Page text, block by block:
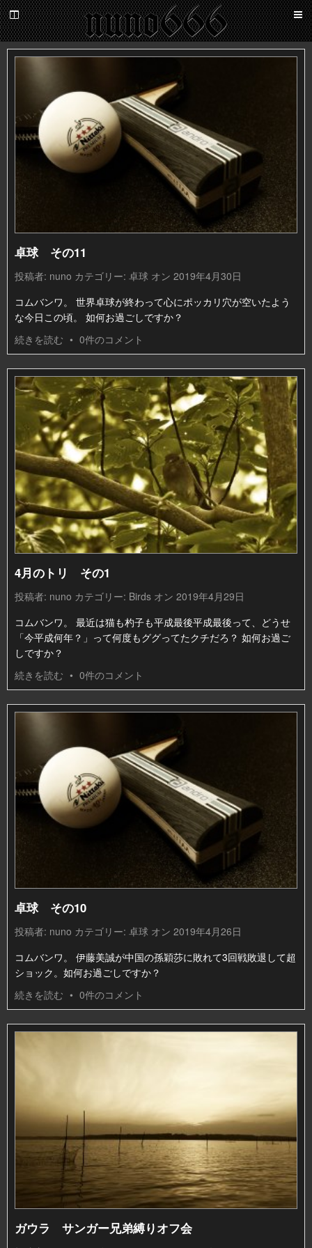
nuno666
百
鬼
夜
卓球 その11
投稿者: nuno カテゴリー: 卓球 オン 2019年4月30日
コムバンワ。 世界卓球が終わって心にポッカリ穴が空いたよう
な今日この頃。 如何お過ごしですか？
続きを読む • 0件のコメント
4月のトリ その1
投稿者: nuno カテゴリー: Birds オン 2019年4月29日
コムバンワ。 最近は猫も杓子も平成最後平成最後って、どうせ
「今平成何年？」って何度もググってたクチだろ？ 如何お過ご
しですか？
続きを読む • 0件のコメント
卓球 その10
投稿者: nuno カテゴリー: 卓球 オン 2019年4月26日
コムバンワ。 伊藤美誠が中国の孫穎莎に敗れて3回戦敗退して超
ショック。如何お過ごしですか？
続きを読む • 0件のコメント
ガウラ サンガー兄弟縛りオフ会